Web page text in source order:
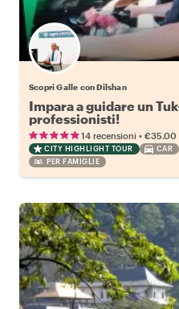
Scopri Galle con Dilshan
Impara a guidare un
professionisti!
14 recensioni • €35.00
CITY HIGHLIGHT TOUR CAR
PER FAMIGLIE